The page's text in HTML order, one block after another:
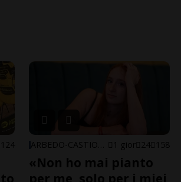
124 1 gior 24 158
«Non ho mai pianto
per me, solo per i miei